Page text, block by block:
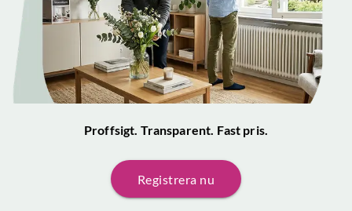
Proffsigt. Transparent. Fast pris.
Registrera nu